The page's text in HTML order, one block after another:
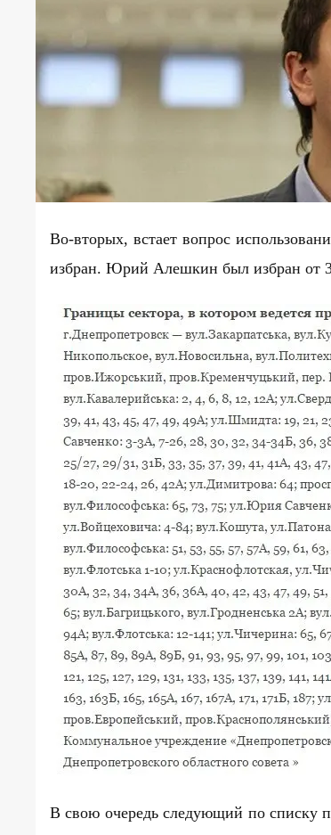
Во-вторых, встает вопрос
избран. Юрий Алешкин был избран от
В свою очередь следующий по списку